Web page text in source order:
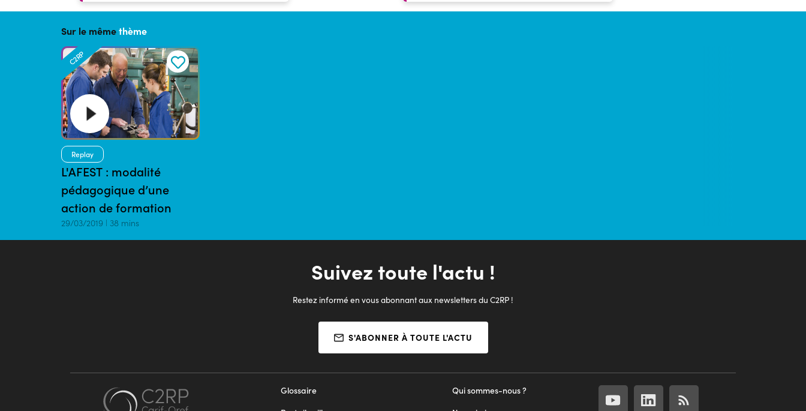
Sur le mêmethème
C2RP
Replay
L'AFEST : modalité
pédagogique d’une
action de formation
29/03/2019 | 38 mins
Suivez toute l'actu !
Restez informé en vous abonnant aux newsletters du C2RP !
S'ABONNER À TOUTE L'ACTU
Qui sommes-nous ?
Glossaire